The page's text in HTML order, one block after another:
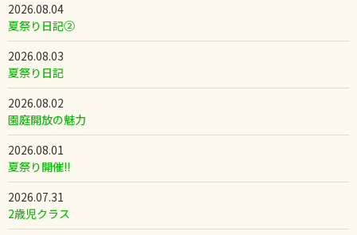
2026.08.04
夏祭り日記②
2026.08.03
夏祭り日記
2026.08.02
園庭開放の魅力
2026.08.01
夏祭り開催!!
2026.07.31
2歳児クラス